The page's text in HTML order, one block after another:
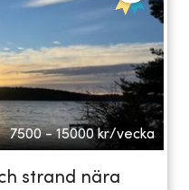
7500 - 15000 kr/vecka
strand nära